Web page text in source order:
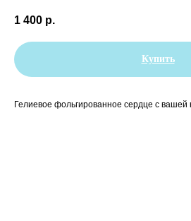
1 400 р.
Купить
Гелиевое фольгированное сердце с